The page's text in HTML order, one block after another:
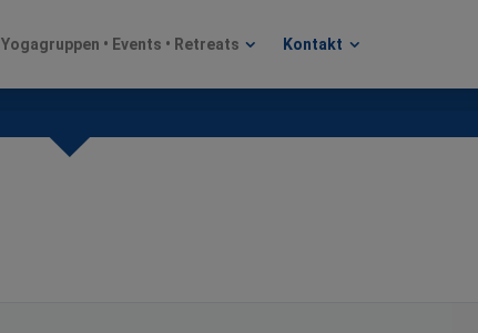
Yogagruppen • Events • Retreats Kontakt